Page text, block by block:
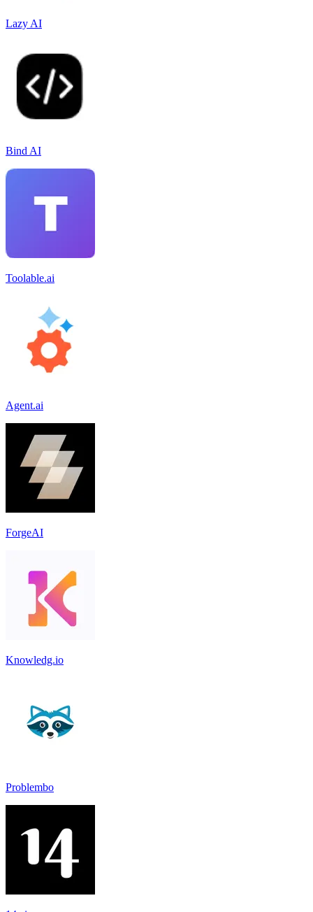
Lazy AI
Bind AI
Toolable.ai
Agent.ai
ForgeAI
Knowledg.io
Problembo